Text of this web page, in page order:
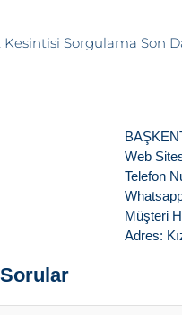
Web
Telefon
Müşteri
Adres: